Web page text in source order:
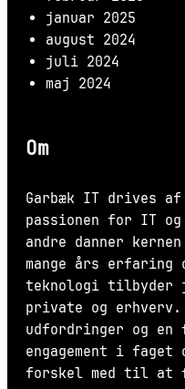
januar 2025
august 2024
juli 2024
maj 2024
Om
Garbæk IT drives
passionen for IT
andre danner
mange års
teknologi tilbyder
private og erhverv.
udfordringer og
engagement i faget
forskel med til at